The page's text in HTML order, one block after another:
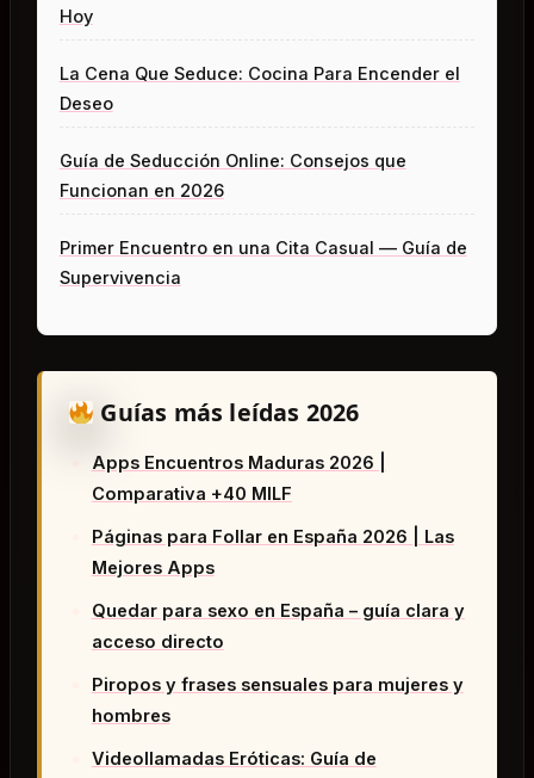
Hoy
La Cena Que Seduce: Cocina Para Encender el
Deseo
Guía de Seducción Online: Consejos que
Funcionan en 2026
Primer Encuentro en una Cita Casual — Guía de
Supervivencia
Guías más leídas 2026
Apps Encuentros Maduras 2026 |
Comparativa +40 MILF
Páginas para Follar en España 2026 | Las
Mejores Apps
Quedar para sexo en España – guía clara y
acceso directo
Piropos y frases sensuales para mujeres y
hombres
Videollamadas Eróticas: Guía de